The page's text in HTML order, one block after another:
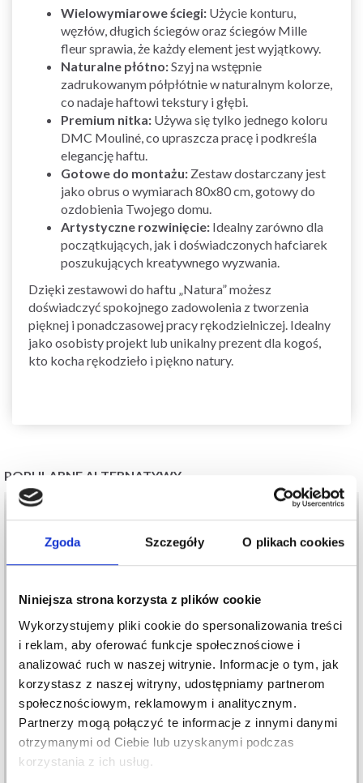
Zgoda Szczegóły O plikach cookies
Niniejsza strona korzysta z plików cookie
Wykorzystujemy pliki cookie do spersonalizowania treści
i reklam, aby oferować funkcje społecznościowe i
analizować ruch w naszej witrynie. Informacje o tym, jak
korzystasz z naszej witryny, udostępniamy partnerom
społecznościowym, reklamowym i analitycznym.
Partnerzy mogą połączyć te informacje z innymi danymi
otrzymanymi od Ciebie lub uzyskanymi podczas
korzystania z ich usług.
Wielowymiarowe ściegi: Użycie konturu,
węzłów, długich ściegów oraz ściegów Mille
fleur sprawia, że każdy element jest wyjątkowy.
Naturalne płótno:Szyj na wstępnie
zadrukowanym półpłótnie w naturalnym kolorze,
co nadaje haftowi tekstury i głębi.
Premium nitka: Używa się tylko jednego koloru
DMC Mouliné, co upraszcza pracę i podkreśla
elegancję haftu.
Gotowe do montażu: Zestaw dostarczany jest
jako obrus o wymiarach 80x80 cm, gotowy do
ozdobienia Twojego domu.
Artystyczne rozwinięcie: Idealny zarówno dla
początkujących, jak i doświadczonych hafciarek
poszukujących kreatywnego wyzwania.
Dzięki zestawowi do haftu „Natura” możesz
doświadczyć spokojnego zadowolenia z tworzenia
pięknej i ponadczasowej pracy rękodzielniczej. Idealny
jako osobisty projekt lub unikalny prezent dla kogoś,
kto kocha rękodzieło i piękno natury.
POPULARNE ALTERNATYWY
20%
ZESTAW DO HAFTU
LOBELIA 80 X 80 CM
156,00 zł 195,00 zł
ZESTAW DO HAFTU
REDWORK 40 X 80 CM
100,00 zł